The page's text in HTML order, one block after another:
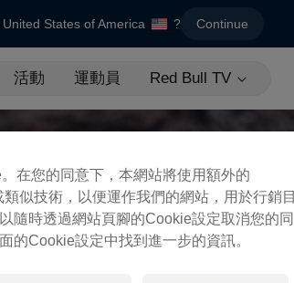
States of America ? Continue
活動 運動員 Red Bull TV
在您的同意下，本網站將使用額外的
似技術，以便運作我們的網站，用於行銷目
隨時透過網站頁腳的Cookie設定取消您的同
的Cookie設定中找到進一步的資訊。